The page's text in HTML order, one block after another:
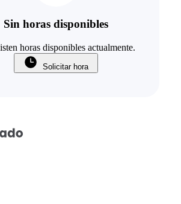
Sin horas disponibles
horas disponibles actualmente.
Solicitar hora